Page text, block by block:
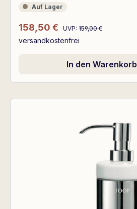
Auf Lager
Auf Lager
Verkaufspreis:
158,50 € Regulärer Preis:
UVP: 159,00 €
versandkostenfrei
In den Warenkorb